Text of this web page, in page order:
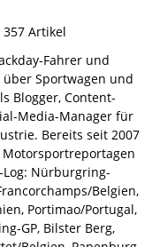
357 Artikel
Fahrer und
Sportwagen und
Blogger, Content-
Media-Manager für
Bereits seit 2007
Nürburgring-
Belgien,
Portimao/Portugal,
GP, Bilster Berg,